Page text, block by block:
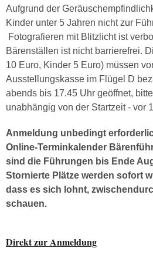
Aufgrund der
Kinder unter 5 Jahren nicht zur
Fotografieren mit Blitzlicht ist
Bärenställen ist nicht barrierefrei.
10 Euro, Kinder 5 Euro) müssen
Ausstellungskasse im Flügel D
abends bis 17.45 Uhr geöffnet,
unabhängig von der Startzeit - vor
Anmeldung unbedingt
Online-Terminkalender
sind die Führungen bis Ende
Stornierte Plätze werden sofort
dass es sich lohnt,
schauen.
Direkt zur Anmeldung